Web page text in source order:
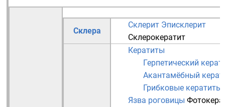
Склера
Склерит Эписклерит
Склерокератит
Кератиты
Герпетический
Акантамёбный
Грибковые кератиты
Язва роговицы